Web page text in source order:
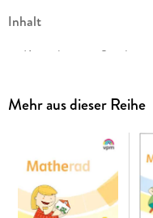
Inhalt
Karteikarten, Spiele
Addition bis 1000
Subtraktion bis 1000
Multiplikation und
Begleitheft
Mehr aus dieser Reihe